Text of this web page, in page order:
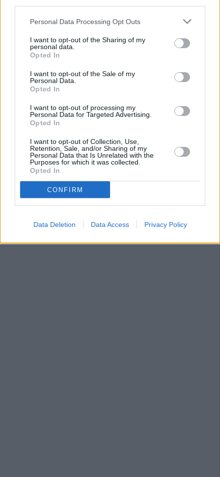
Personal Data Processing Opt Outs
I want to opt-out of the Sharing of my
personal data.
Opted In
I want to opt-out of the Sale of my
Personal Data.
Opted In
I want to opt-out of processing my
Personal Data for Targeted Advertising.
Opted In
I want to opt-out of Collection, Use,
Retention, Sale, and/or Sharing of my
Personal Data that Is Unrelated with the
Purposes for which it was collected.
Opted In
CONFIRM
Data Deletion Data Access Privacy Policy